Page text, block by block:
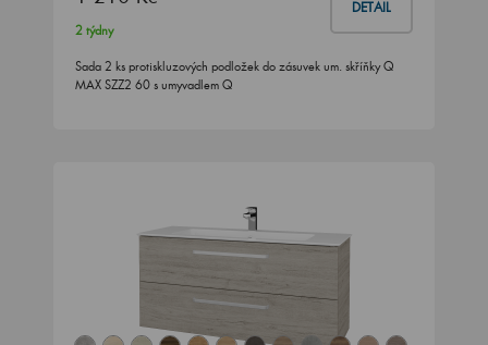
DETAIL
2 týdny
Sada 2 ks protiskluzových podložek do zásuvek um. skříňky Q
MAX SZZ2 60 s umyvadlem Q